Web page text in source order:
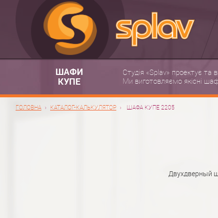
ШАФИ
КУПЕ
Студія «Splav» проектує
Ми виготовляємо якісні
ГОЛОВНА КАТАЛОГ-КАЛЬКУЛЯТОР ШАФА КУПЕ 2205
Двухдверный